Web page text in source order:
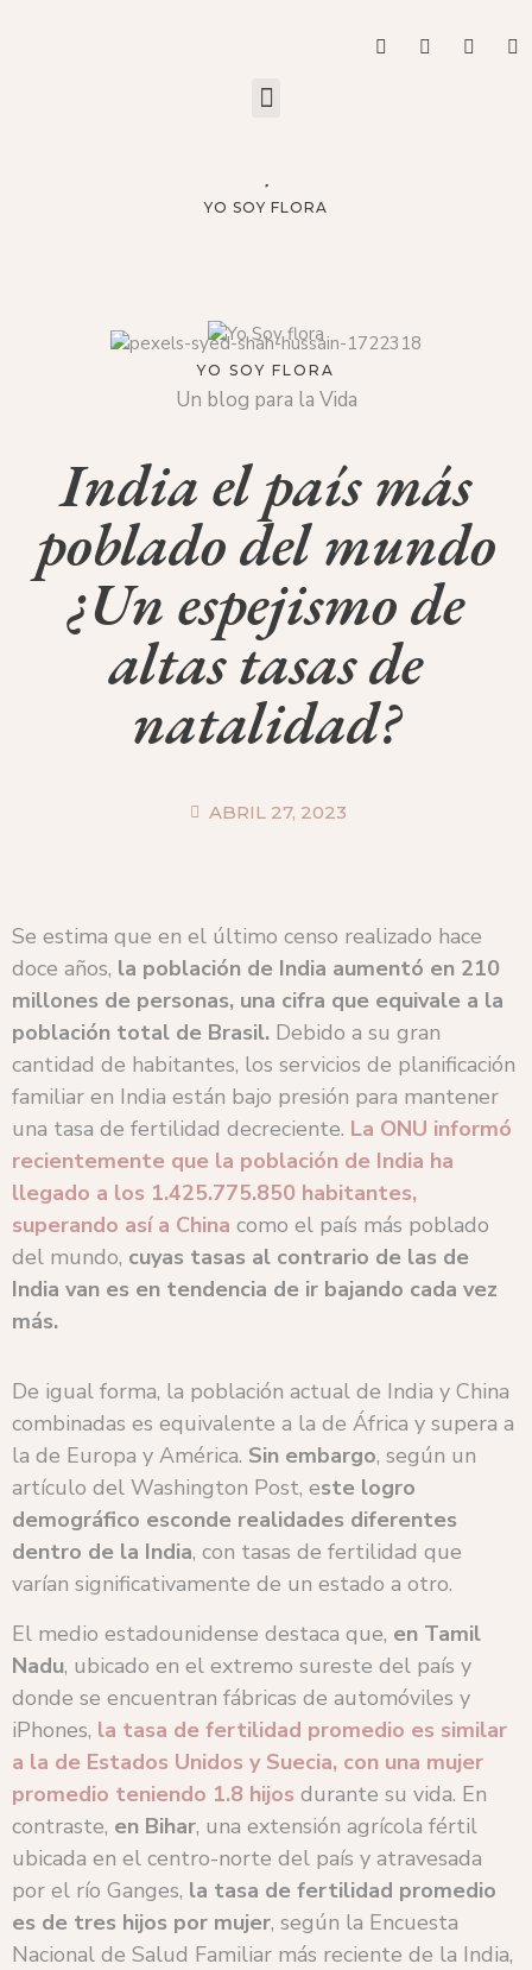
YO SOY FLORA
YO SOY FLORA
Un blog para la Vida
India el país más
poblado del mundo
¿Un espejismo de
altas tasas de
natalidad?
ABRIL 27, 2023
Se estima que en el último censo realizado hace
doce años, la población de India aumentó en 210
millones de personas, una cifra que equivale a la
población total de Brasil. Debido a su gran
cantidad de habitantes, los servicios de planificación
familiar en India están bajo presión para mantener
una tasa de fertilidad decreciente. La ONU informó
recientemente que la población de India ha
llegado a los 1.425.775.850 habitantes,
superando así a China como el país más poblado
del mundo, cuyas tasas al contrario de las de
India van es en tendencia de ir bajando cada vez
más.
De igual forma, la población actual de India y China
combinadas es equivalente a la de África y supera a
la de Europa y América. Sin embargo, según un
artículo del Washington Post, este logro
demográfico esconde realidades diferentes
dentro de la India, con tasas de fertilidad que
varían significativamente de un estado a otro.
El medio estadounidense destaca que, en Tamil
Nadu, ubicado en el extremo sureste del país y
donde se encuentran fábricas de automóviles y
iPhones, la tasa de fertilidad promedio es similar
a la de Estados Unidos y Suecia, con una mujer
promedio teniendo 1.8 hijos durante su vida. En
contraste, en Bihar, una extensión agrícola fértil
ubicada en el centro-norte del país y atravesada
por el río Ganges, la tasa de fertilidad promedio
es de tres hijos por mujer, según la Encuesta
Nacional de Salud Familiar más reciente de la India,